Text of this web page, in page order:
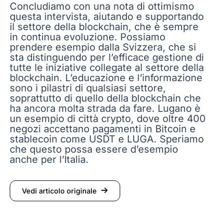
Concludiamo con una nota di ottimismo
questa intervista, aiutando e supportando
il settore della blockchain, che è sempre
in continua evoluzione. Possiamo
prendere esempio dalla Svizzera, che si
sta distinguendo per l’efficace gestione di
tutte le iniziative collegate al settore della
blockchain. L’educazione e l’informazione
sono i pilastri di qualsiasi settore,
soprattutto di quello della blockchain che
ha ancora molta strada da fare. Lugano è
un esempio di città crypto, dove oltre 400
negozi accettano pagamenti in Bitcoin e
stablecoin come USDT e LUGA. Speriamo
che questo possa essere d’esempio
anche per l’Italia.
Vedi articolo originale